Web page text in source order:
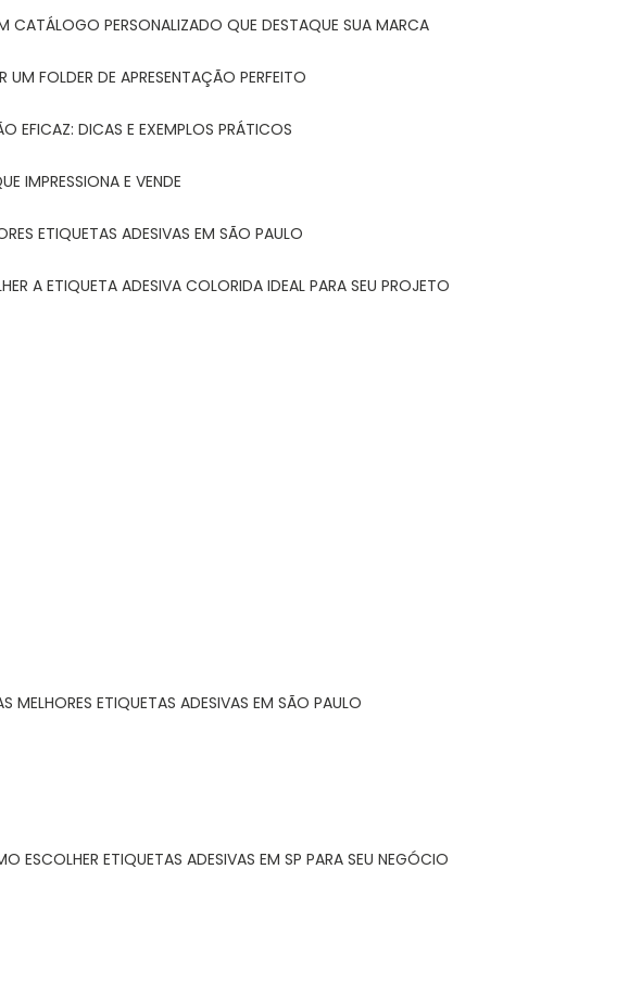
CATÁLOGO PERSONALIZADO QUE DESTAQUE SUA MARCA
UM FOLDER DE APRESENTAÇÃO PERFEITO
EFICAZ: DICAS E EXEMPLOS PRÁTICOS
IMPRESSIONA E VENDE
ETIQUETAS ADESIVAS EM SÃO PAULO
A ETIQUETA ADESIVA COLORIDA IDEAL PARA SEU PROJETO
MELHORES ETIQUETAS ADESIVAS EM SÃO PAULO
ESCOLHER ETIQUETAS ADESIVAS EM SP PARA SEU NEGÓCIO